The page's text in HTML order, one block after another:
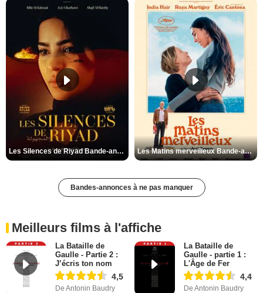
Les Silences de Riyad Bande-annonce VO STFR Les Matins merveilleux Bande-annonce VF
Bandes-annonces à ne pas manquer
Meilleurs films à l'affiche
La Bataille de
Gaulle - Partie 2 :
J’écris ton nom
4,5
De Antonin Baudry
La Bataille de
Gaulle - partie 1 :
L'Âge de Fer
4,4
De Antonin Baudry